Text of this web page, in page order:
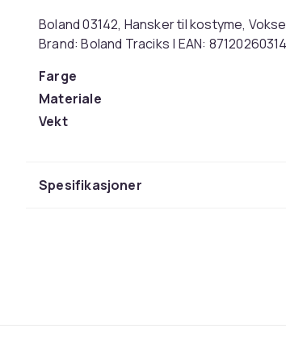
Boland 03142, Hansker til kostyme,
Brand: Boland Traciks | EAN:
Farge
Materiale
Vekt
Produktsikkerhetsinformasjon
Spesifikasjoner